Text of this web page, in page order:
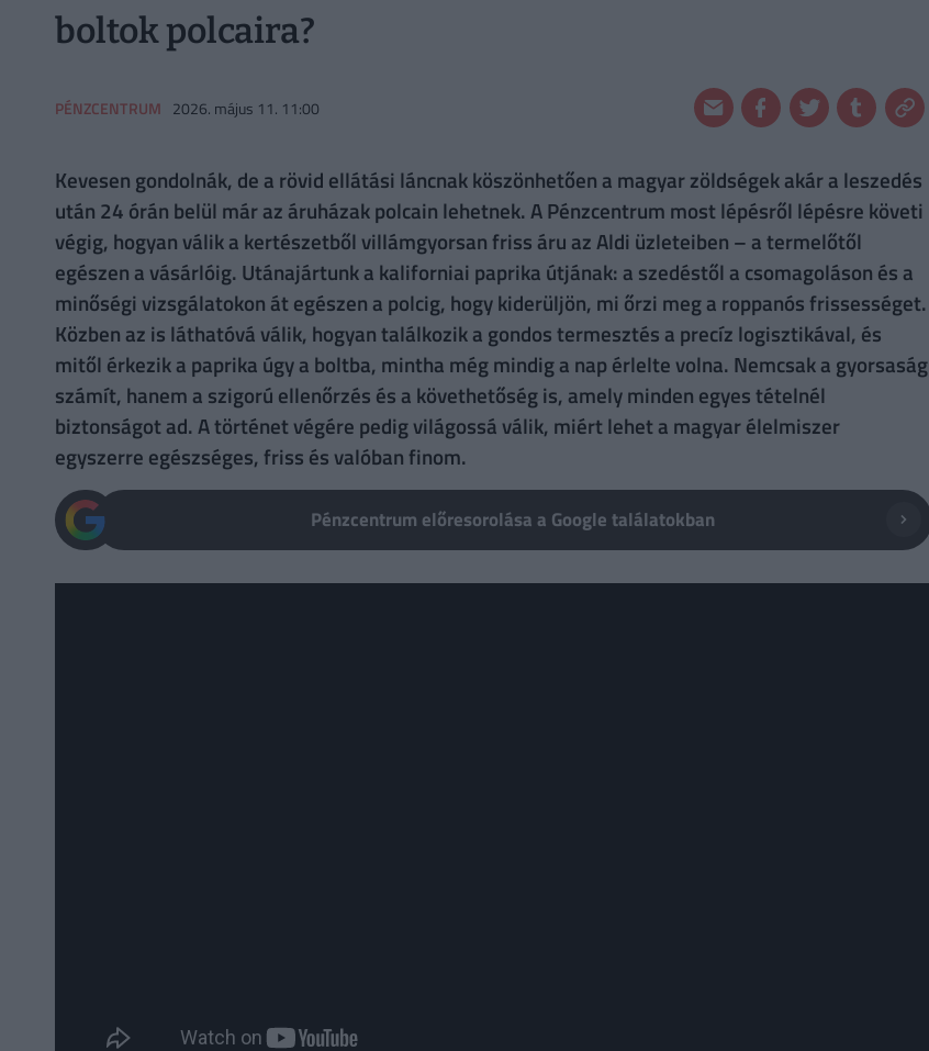
boltok polcaira?
PÉNZCENTRUM 2026. május 11. 11:00
Kevesen gondolnák, de a rövid ellátási láncnak köszönhetően a magyar zöldségek akár a leszedés
után 24 órán belül már az áruházak polcain lehetnek. A Pénzcentrum most lépésről lépésre követi
végig, hogyan válik a kertészetből villámgyorsan friss áru az Aldi üzleteiben – a termelőtől
egészen a vásárlóig. Utánajártunk a kaliforniai paprika útjának: a szedéstől a csomagoláson és a
minőségi vizsgálatokon át egészen a polcig, hogy kiderüljön, mi őrzi meg a roppanós frissességet.
Közben az is láthatóvá válik, hogyan találkozik a gondos termesztés a precíz logisztikával, és
mitől érkezik a paprika úgy a boltba, mintha még mindig a nap érlelte volna. Nemcsak a gyorsaság
számít, hanem a szigorú ellenőrzés és a követhetőség is, amely minden egyes tételnél
biztonságot ad. A történet végére pedig világossá válik, miért lehet a magyar élelmiszer
egyszerre egészséges, friss és valóban finom.
Pénzcentrum előresorolása a Google találatokban